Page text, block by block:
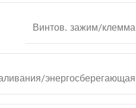
Винтов. зажим/клемма
энергосберегающая